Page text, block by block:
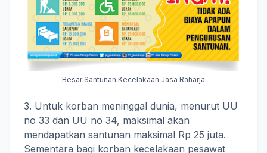
Besar Santunan Kecelakaan Jasa Raharja
3. Untuk korban meninggal dunia, menurut UU
no 33 dan UU no 34, maksimal akan
mendapatkan santunan maksimal Rp 25 juta.
Sementara bagi korban kecelakaan pesawat